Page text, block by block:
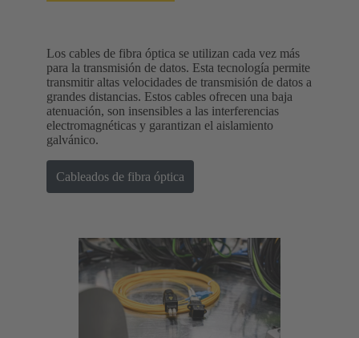
Los cables de fibra óptica se utilizan cada vez más
para la transmisión de datos. Esta tecnología permite
transmitir altas velocidades de transmisión de datos a
grandes distancias. Estos cables ofrecen una baja
atenuación, son insensibles a las interferencias
electromagnéticas y garantizan el aislamiento
galvánico.
Cableados de fibra óptica